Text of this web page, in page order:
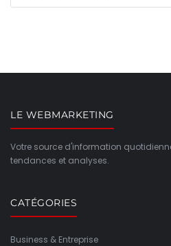
LE WEBMARKETING
Votre source d'information
tendances et analyses.
CATÉGORIES
Business & Entreprise